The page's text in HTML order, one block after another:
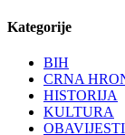
Kategorije
BIH
CRNA
HISTORIJA
KULTURA
OBAVIJESTI